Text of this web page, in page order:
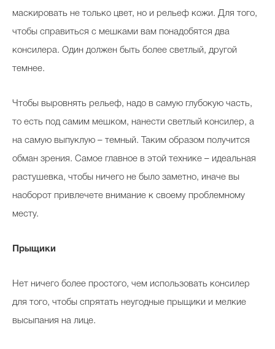
маскировать не только цвет, но и рельеф кожи. Для того,
чтобы справиться с мешками вам понадобятся два
консилера. Один должен быть более светлый, другой
темнее.
Чтобы выровнять рельеф, надо в самую глубокую часть,
то есть под самим мешком, нанести светлый консилер, а
на самую выпуклую – темный. Таким образом получится
обман зрения. Самое главное в этой технике – идеальная
растушевка, чтобы ничего не было заметно, иначе вы
наоборот привлечете внимание к своему проблемному
месту.
Прыщики
Нет ничего более простого, чем использовать консилер
для того, чтобы спрятать неугодные прыщики и мелкие
высыпания на лице.